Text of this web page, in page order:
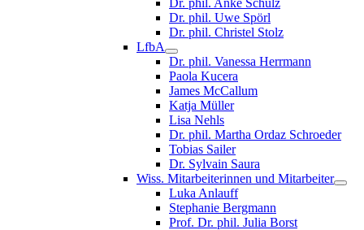
Dr. phil. Uwe Spörl
Dr. phil. Christel Stolz
LfbA
Dr. phil. Vanessa Herrmann
Paola Kucera
James McCallum
Katja Müller
Lisa Nehls
Dr. phil. Martha Ordaz Schroeder
Tobias Sailer
Dr. Sylvain Saura
Wiss. Mitarbeiterinnen und Mitarbeiter
Luka Anlauff
Stephanie Bergmann
Prof. Dr. phil. Julia Borst